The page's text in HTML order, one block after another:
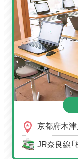
京都府木
JR奈良線